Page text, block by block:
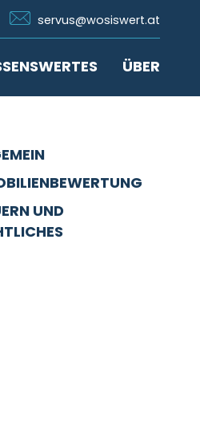
servus@wosiswert.at
ÜBER
UND